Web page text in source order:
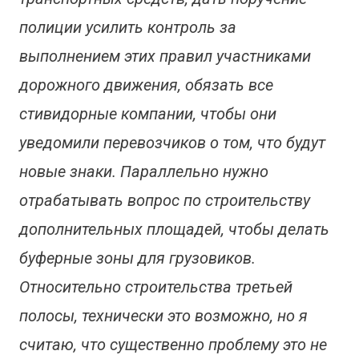
полиции усилить контроль за
выполнением этих правил участниками
дорожного движения, обязать все
стивидорные компании, чтобы они
уведомили перевозчиков о том, что будут
новые знаки. Параллельно нужно
отрабатывать вопрос по строительству
дополнительных площадей, чтобы делать
буферные зоны для грузовиков.
Относительно строительства третьей
полосы, технически это возможно, но я
считаю, что существенно проблему это не